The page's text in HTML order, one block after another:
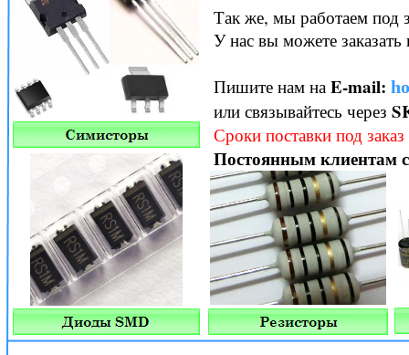
Так же, мы работаем под
У нас вы можете
Пишите нам на E-mail:
или связывайтесь через
Сроки поставки под
Постоянным клиентам